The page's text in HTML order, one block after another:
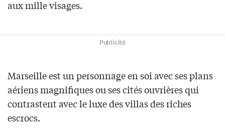
aux mille visages.
Publicité
Marseille est un personnage en soi avec ses plans
aériens magnifiques ou ses cités ouvrières qui
contrastent avec le luxe des villas des riches
escrocs.